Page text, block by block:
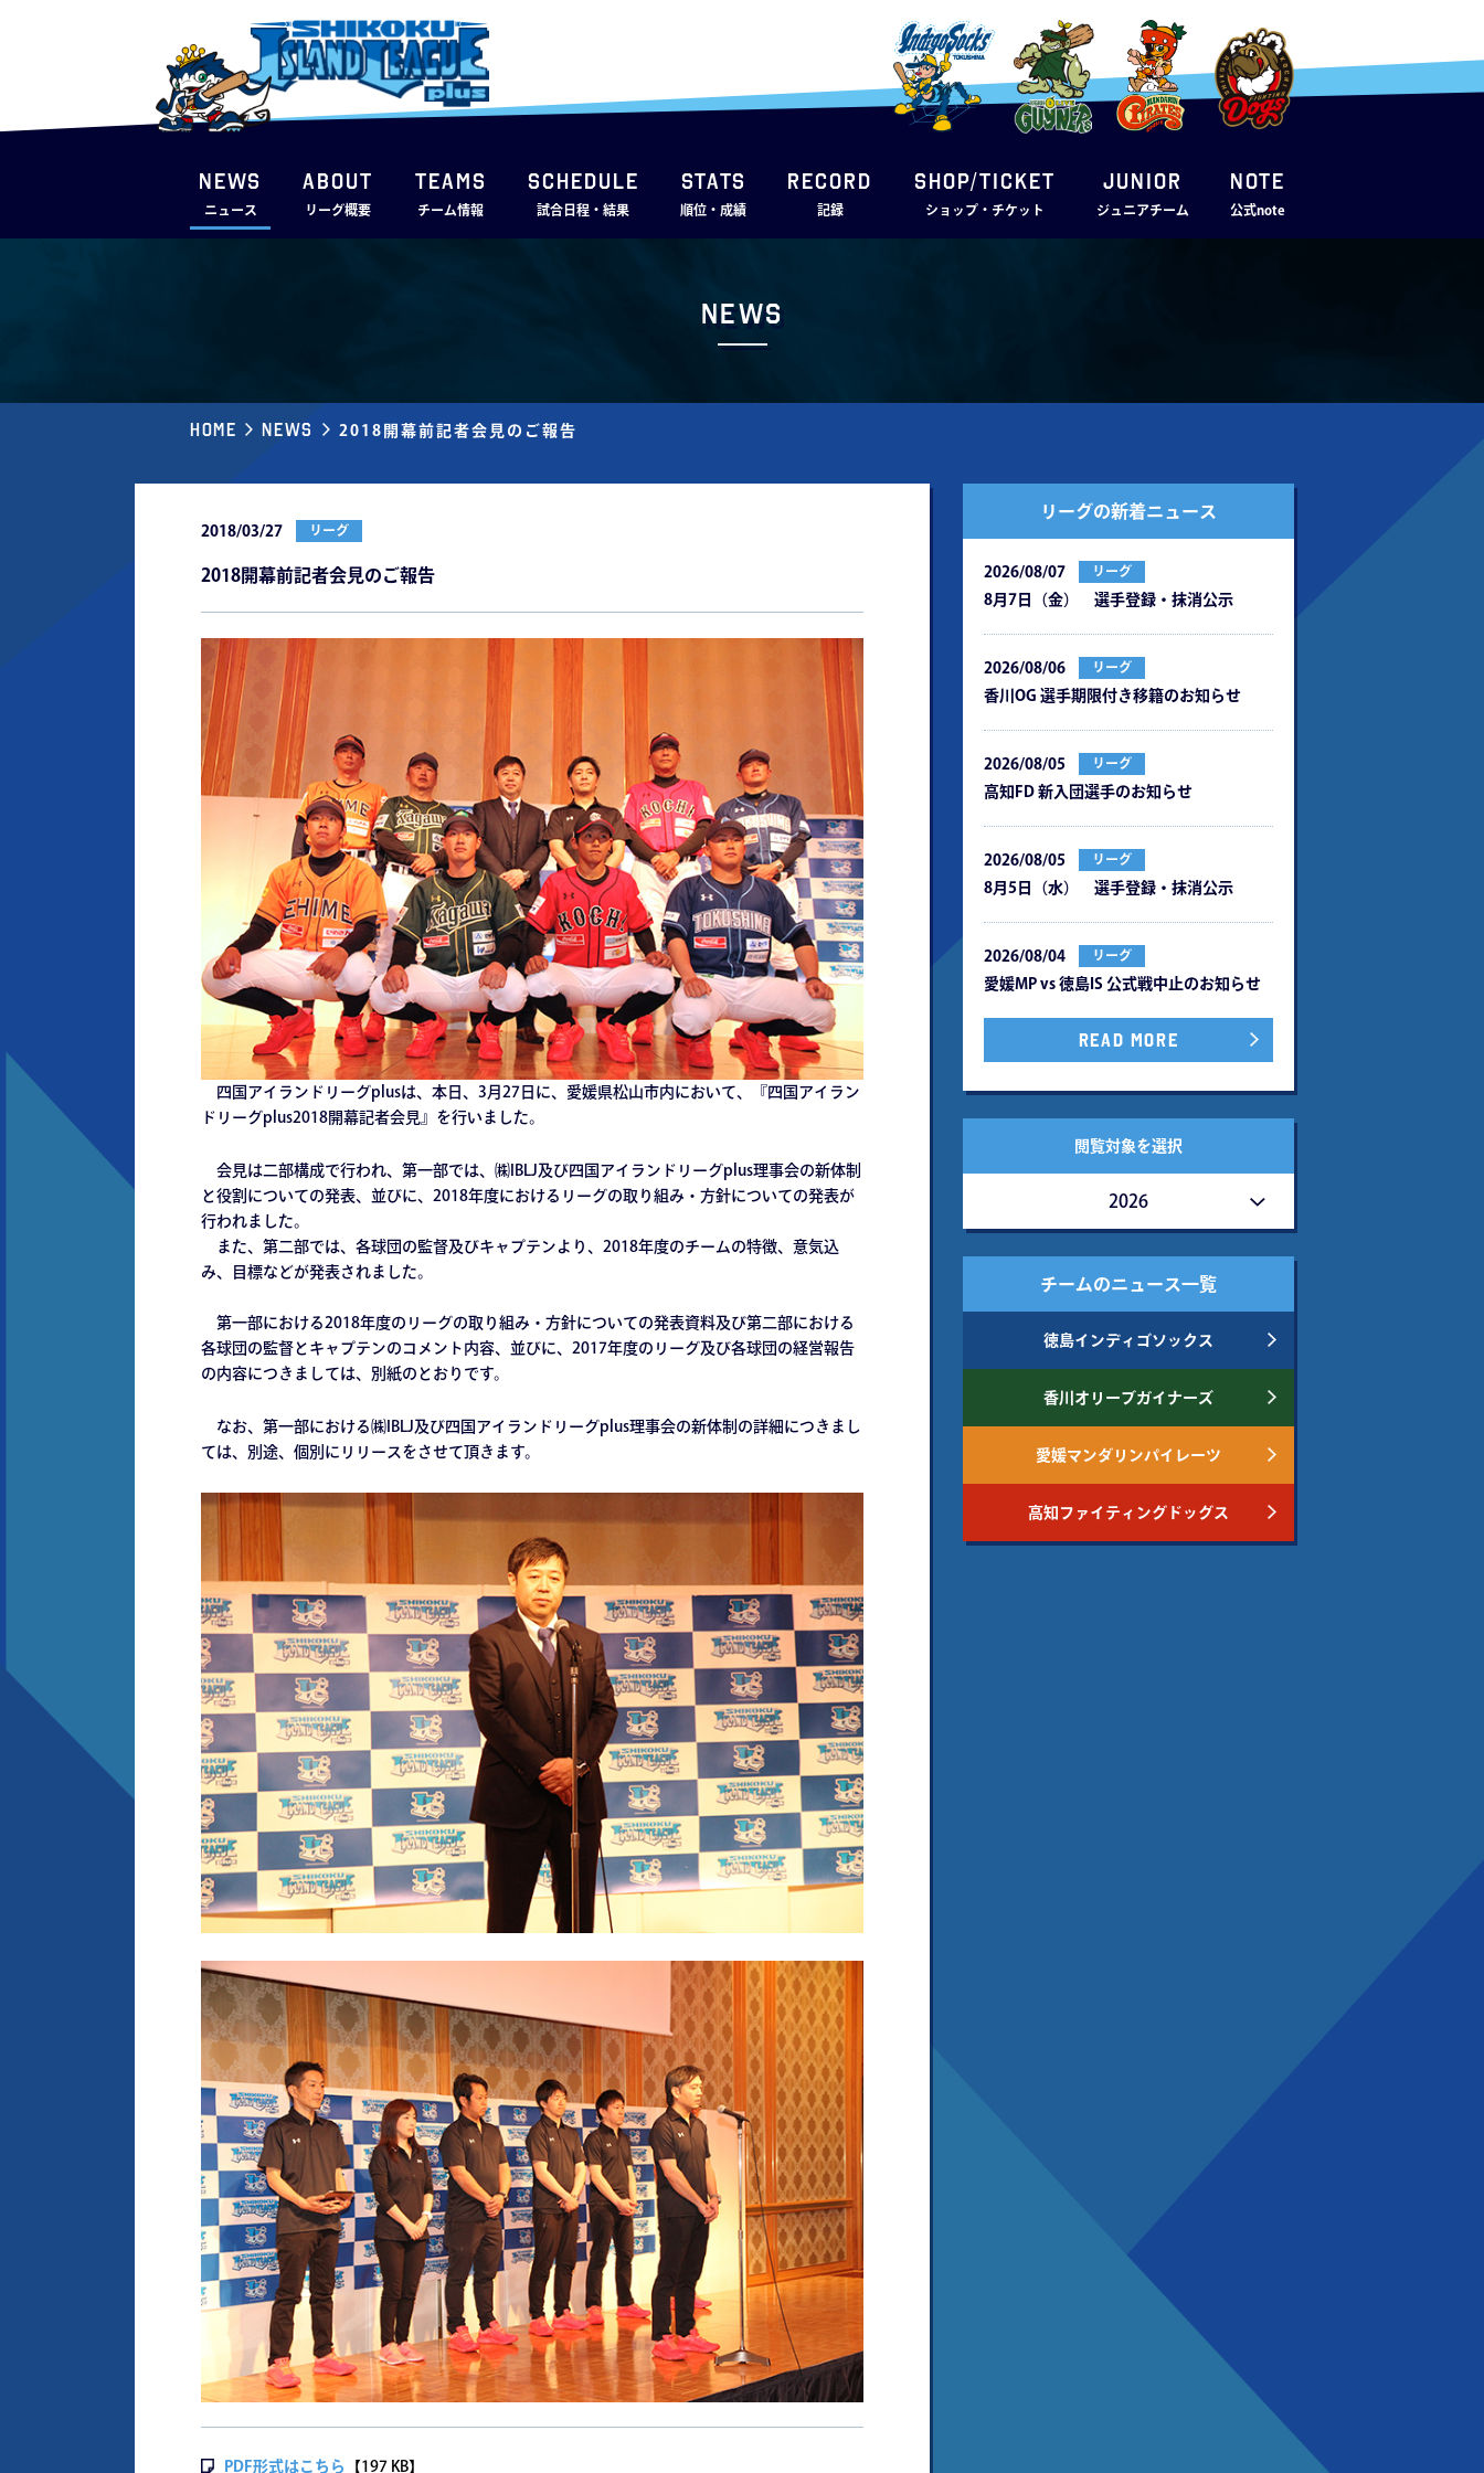
NEWS
ニュース
ABOUT
リーグ概要
TEAMS
チーム情報
SCHEDULE
試合日程・結果
STATS
順位・成績
RECORD
記録
SHOP/TICKET
ショップ・チケット
JUNIOR
ジュニアチーム
note
公式note
News
Home News 2018開幕前記者会見のご報告
2018/03/27 リーグ
2018開幕前記者会見のご報告
四国アイランドリーグplusは、本日、3月27日に、愛媛県松山市内において、『四国アイラン
ドリーグplus2018開幕記者会見』を行いました。
会見は二部構成で行われ、第一部では、㈱IBLJ及び四国アイランドリーグplus理事会の新体制
と役割についての発表、並びに、2018年度におけるリーグの取り組み・方針についての発表が
行われました。
また、第二部では、各球団の監督及びキャプテンより、2018年度のチームの特徴、意気込
み、目標などが発表されました。
第一部における2018年度のリーグの取り組み・方針についての発表資料及び第二部における
各球団の監督とキャプテンのコメント内容、並びに、2017年度のリーグ及び各球団の経営報告
の内容につきましては、別紙のとおりです。
なお、第一部における㈱IBLJ及び四国アイランドリーグplus理事会の新体制の詳細につきまし
ては、別途、個別にリリースをさせて頂きます。
PDF形式はこちら 【197 KB】
リーグの新着ニュース
2026/08/07 リーグ
8月7日（金） 選手登録・抹消公示
2026/08/06 リーグ
⾹川OG 選⼿期限付き移籍のお知らせ
2026/08/05 リーグ
⾼知FD 新⼊団選⼿のお知らせ
2026/08/05 リーグ
8月5日（水） 選手登録・抹消公示
2026/08/04 リーグ
愛媛MP vs 徳島IS 公式戦中⽌のお知らせ
READ MORE
閲覧対象を選択
2026
チームのニュース一覧
徳島インディゴソックス
香川オリーブガイナーズ
愛媛マンダリンパイレーツ
高知ファイティングドッグス